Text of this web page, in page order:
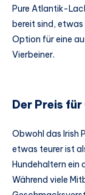
Pure Atlantik-
bereit sind,
Option für eine
Vierbeiner.
Der Preis
Obwohl das Irish
etwas teurer ist
Hundehaltern ein
Während viele